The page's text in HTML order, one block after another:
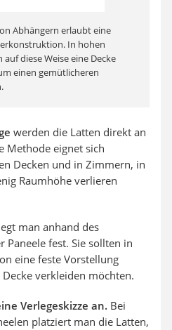
Abhängern erlaubt eine
In hohen
diese Weise eine Decke
einen gemütlicheren
werden die Latten direkt an
Methode eignet sich
Decken und in Zimmern, in
Raumhöhe verlieren
man anhand des
Paneele fest. Sie sollten in
eine feste Vorstellung
verkleiden möchten.
Verlegeskizze an. Bei
platziert man die Latten,